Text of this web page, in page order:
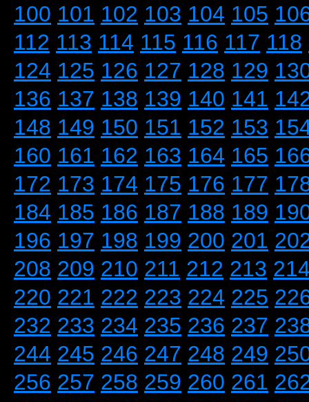
100 101 102 103 104 105
112 113 114 115 116 117 118
124 125 126 127 128 129
136 137 138 139 140 141
148 149 150 151 152 153
160 161 162 163 164 165
172 173 174 175 176 177
184 185 186 187 188 189
196 197 198 199 200 201
208 209 210 211 212 213
220 221 222 223 224 225
232 233 234 235 236 237
244 245 246 247 248 249
256 257 258 259 260 261